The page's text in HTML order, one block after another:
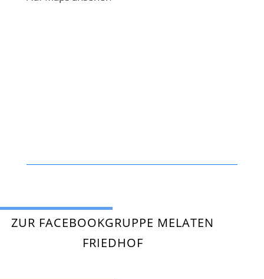
ZUR FACEBOOKGRUPPE MELATEN
FRIEDHOF